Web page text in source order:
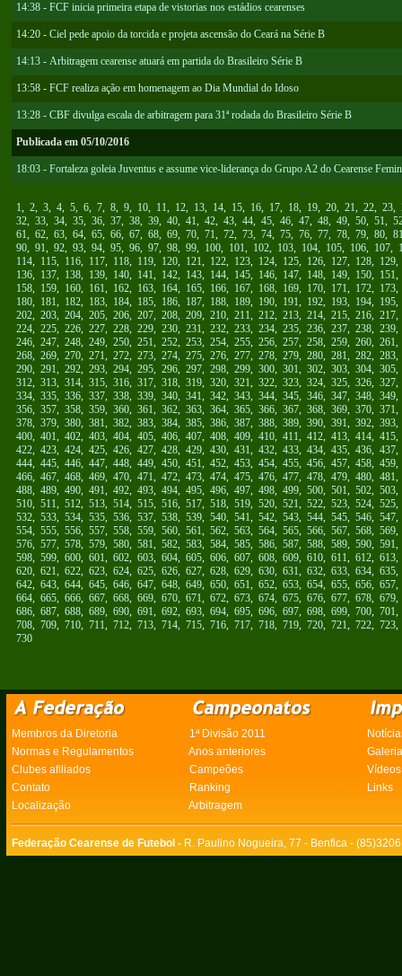
14:38 - FCF inicia primeira etapa de vistorias nos estádios cearenses
14:20 - Ciel pede apoio da torcida e projeta ascensão do Ceará na Série B
14:13 - Arbitragem cearense atuará em partida do Brasileiro Série B
13:58 - FCF realiza ação em homenagem ao Dia Mundial do Idoso
13:28 - CBF divulga escala de arbitragem para 31ª rodada do Brasileiro Série B
Publicada em 05/10/2016
18:03 - Fortaleza goleia Juventus e assume vice-liderança do Grupo A2 do Cearense
1, 2, 3, 4, 5, 6, 7, 8, 9, 10, 11, 12, 13, 14, 15, 16, 17, 18, 19, 20, 21, 22, 23,
32, 33, 34, 35, 36, 37, 38, 39, 40, 41, 42, 43, 44, 45, 46, 47, 48, 49, 50, 51,
61, 62, 63, 64, 65, 66, 67, 68, 69, 70, 71, 72, 73, 74, 75, 76, 77, 78, 79, 80,
90, 91, 92, 93, 94, 95, 96, 97, 98, 99, 100, 101, 102, 103, 104, 105, 106, 107,
114, 115, 116, 117, 118, 119, 120, 121, 122, 123, 124, 125, 126, 127, 128, 129
136, 137, 138, 139, 140, 141, 142, 143, 144, 145, 146, 147, 148, 149, 150, 151
158, 159, 160, 161, 162, 163, 164, 165, 166, 167, 168, 169, 170, 171, 172, 173
180, 181, 182, 183, 184, 185, 186, 187, 188, 189, 190, 191, 192, 193, 194, 195
202, 203, 204, 205, 206, 207, 208, 209, 210, 211, 212, 213, 214, 215, 216, 217
224, 225, 226, 227, 228, 229, 230, 231, 232, 233, 234, 235, 236, 237, 238, 239
246, 247, 248, 249, 250, 251, 252, 253, 254, 255, 256, 257, 258, 259, 260, 261
268, 269, 270, 271, 272, 273, 274, 275, 276, 277, 278, 279, 280, 281, 282, 283
290, 291, 292, 293, 294, 295, 296, 297, 298, 299, 300, 301, 302, 303, 304, 305
312, 313, 314, 315, 316, 317, 318, 319, 320, 321, 322, 323, 324, 325, 326, 327
334, 335, 336, 337, 338, 339, 340, 341, 342, 343, 344, 345, 346, 347, 348, 349
356, 357, 358, 359, 360, 361, 362, 363, 364, 365, 366, 367, 368, 369, 370, 371
378, 379, 380, 381, 382, 383, 384, 385, 386, 387, 388, 389, 390, 391, 392, 393
400, 401, 402, 403, 404, 405, 406, 407, 408, 409, 410, 411, 412, 413, 414, 415
422, 423, 424, 425, 426, 427, 428, 429, 430, 431, 432, 433, 434, 435, 436, 437
444, 445, 446, 447, 448, 449, 450, 451, 452, 453, 454, 455, 456, 457, 458, 459
466, 467, 468, 469, 470, 471, 472, 473, 474, 475, 476, 477, 478, 479, 480, 481
488, 489, 490, 491, 492, 493, 494, 495, 496, 497, 498, 499, 500, 501, 502, 503
510, 511, 512, 513, 514, 515, 516, 517, 518, 519, 520, 521, 522, 523, 524, 525
532, 533, 534, 535, 536, 537, 538, 539, 540, 541, 542, 543, 544, 545, 546, 547
554, 555, 556, 557, 558, 559, 560, 561, 562, 563, 564, 565, 566, 567, 568, 569
576, 577, 578, 579, 580, 581, 582, 583, 584, 585, 586, 587, 588, 589, 590, 591
598, 599, 600, 601, 602, 603, 604, 605, 606, 607, 608, 609, 610, 611, 612, 613
620, 621, 622, 623, 624, 625, 626, 627, 628, 629, 630, 631, 632, 633, 634, 635
642, 643, 644, 645, 646, 647, 648, 649, 650, 651, 652, 653, 654, 655, 656, 657
664, 665, 666, 667, 668, 669, 670, 671, 672, 673, 674, 675, 676, 677, 678, 679
686, 687, 688, 689, 690, 691, 692, 693, 694, 695, 696, 697, 698, 699, 700, 701
708, 709, 710, 711, 712, 713, 714, 715, 716, 717, 718, 719, 720, 721, 722, 723
730
Membros da Diretoria 1ª Divisão 2011
Normas e Regulamentos
Anos anteriores
Clubes afiliados
Campeões
Vídeos
Contato
Ranking
Links
Localização
Arbitragem
Federação Cearense de Futebol - R. Paulino Nogueira, 77 - Benfica -